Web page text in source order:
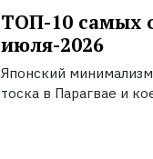
ТОП-10 самых
июля-2026
Японский
тоска в Парагвае и